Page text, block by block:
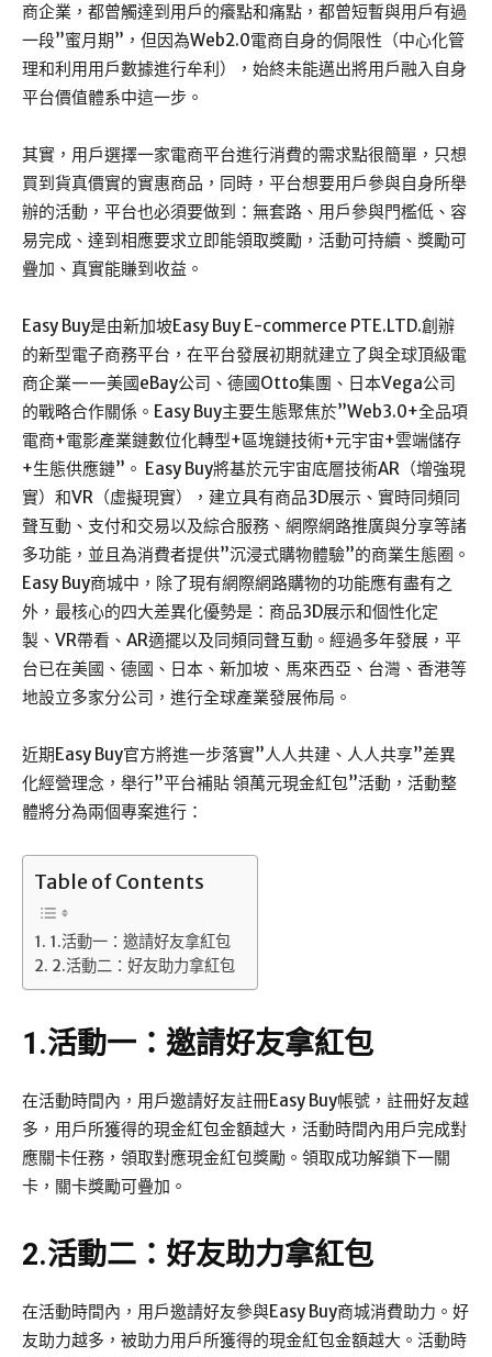
商企業，都曾觸達到用戶的癢點和痛點，都曾短暫與用戶有過
一段”蜜月期”，但因為Web2.0電商自身的侷限性（中心化管
理和利用用戶數據進行牟利），始終未能邁出將用戶融入自身
平台價值體系中這一步。
其實，用戶選擇一家電商平台進行消費的需求點很簡單，只想
買到貨真價實的實惠商品，同時，平台想要用戶參與自身所舉
辦的活動，平台也必須要做到：無套路、用戶參與門檻低、容
易完成、達到相應要求立即能領取獎勵，活動可持續、獎勵可
疊加、真實能賺到收益。
Easy Buy是由新加坡Easy Buy E-commerce PTE.LTD.創辦
的新型電子商務平台，在平台發展初期就建立了與全球頂級電
商企業——美國eBay公司、德國Otto集團、日本Vega公司
的戰略合作關係。Easy Buy主要生態聚焦於”Web3.0+全品項
電商+電影產業鏈數位化轉型+區塊鏈技術+元宇宙+雲端儲存
+生態供應鏈”。 Easy Buy將基於元宇宙底層技術AR（增強現
實）和VR（虛擬現實），建立具有商品3D展示、實時同頻同
聲互動、支付和交易以及綜合服務、網際網路推廣與分享等諸
多功能，並且為消費者提供”沉浸式購物體驗”的商業生態圈。
Easy Buy商城中，除了現有網際網路購物的功能應有盡有之
外，最核心的四大差異化優勢是：商品3D展示和個性化定
製、VR帶看、AR適擺以及同頻同聲互動。經過多年發展，平
台已在美國、德國、日本、新加坡、馬來西亞、台灣、香港等
地設立多家分公司，進行全球產業發展佈局。
近期Easy Buy官方將進一步落實”人人共建、人人共享”差異
化經營理念，舉行”平台補貼 領萬元現金紅包”活動，活動整
體將分為兩個專案進行：
Table of Contents
1.活動一：邀請好友拿紅包
2.活動二：好友助力拿紅包
1.活動一：邀請好友拿紅包
在活動時間內，用戶邀請好友註冊Easy Buy帳號，註冊好友越
多，用戶所獲得的現金紅包金額越大，活動時間內用戶完成對
應關卡任務，領取對應現金紅包獎勵。領取成功解鎖下一關
卡，關卡獎勵可疊加。
2.活動二：好友助力拿紅包
在活動時間內，用戶邀請好友參與Easy Buy商城消費助力。好
友助力越多，被助力用戶所獲得的現金紅包金額越大。活動時